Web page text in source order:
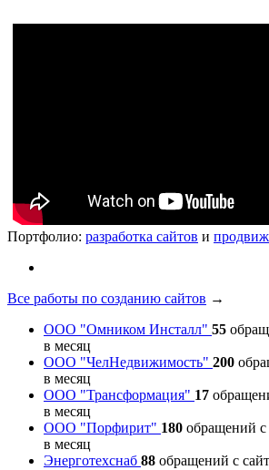
Портфолио: разработка сайтов и
Все работы по созданию сайтов →
ООО "Омником Инсталл" 55
в месяц
ООО "ЧелНедвижимость" 200
в месяц
ООО "Трансформация" 17
в месяц
ООО "Порфирит" 180 обращений с
в месяц
Энерготехснаб 88 обращений с